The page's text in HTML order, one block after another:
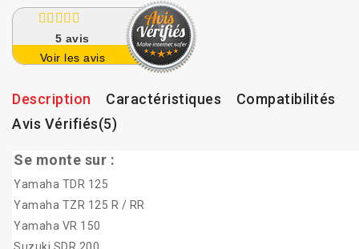
5 avis
Voir les avis
Description Caractéristiques
Compatibilités
Avis Vérifiés(5)
Se monte sur :
Yamaha TDR 125
Yamaha TZR 125 R / RR
Yamaha VR 150